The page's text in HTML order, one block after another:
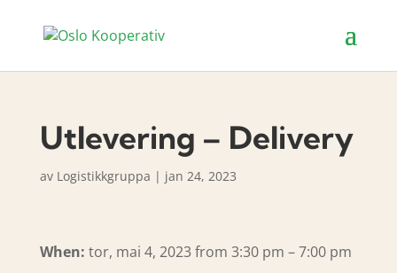
Utlevering – Delivery
av Logistikkgruppa | jan 24, 2023
When: tor, mai 4, 2023 from 3:30 pm – 7:00 pm